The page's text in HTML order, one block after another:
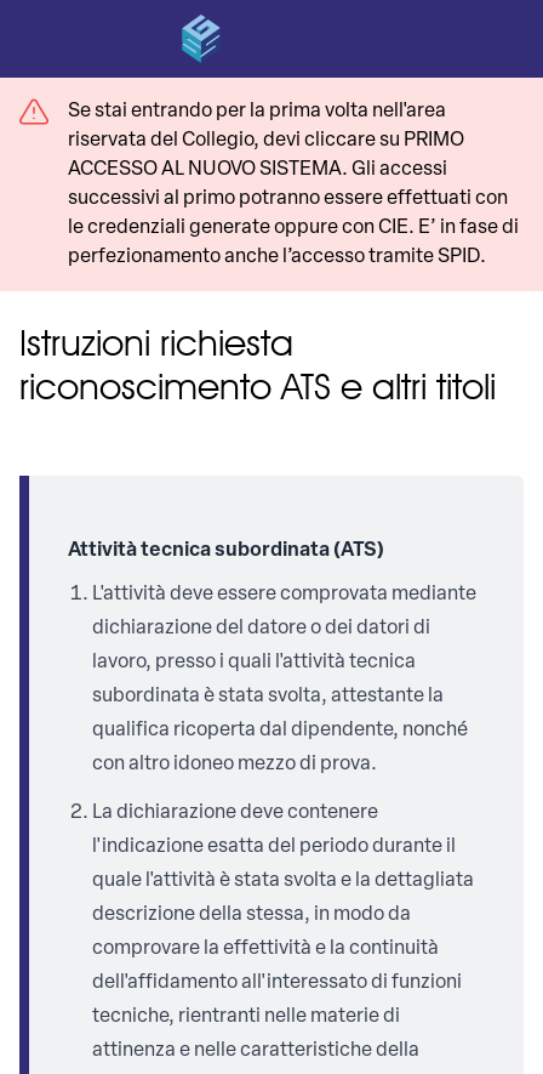
Se stai entrando per la prima volta nell'area
riservata del Collegio, devi cliccare su PRIMO
ACCESSO AL NUOVO SISTEMA. Gli accessi
successivi al primo potranno essere effettuati con
le credenziali generate oppure con CIE. E’ in fase di
perfezionamento anche l’accesso tramite SPID.
Istruzioni richiesta
riconoscimento ATS e altri titoli
Attività tecnica subordinata (ATS)
L'attività deve essere comprovata mediante
dichiarazione del datore o dei datori di
lavoro, presso i quali l'attività tecnica
subordinata è stata svolta, attestante la
qualifica ricoperta dal dipendente, nonché
con altro idoneo mezzo di prova.
La dichiarazione deve contenere
l'indicazione esatta del periodo durante il
quale l'attività è stata svolta e la dettagliata
descrizione della stessa, in modo da
comprovare la effettività e la continuità
dell'affidamento all'interessato di funzioni
tecniche, rientranti nelle materie di
attinenza e nelle caratteristiche della